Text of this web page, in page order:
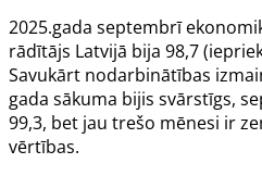
2025.gada septembrī
rādītājs Latvijā bija 98,7
Savukārt nodarbinātības
gada sākuma bijis svārstīgs,
99,3, bet jau trešo mēnesi ir
vērtības.